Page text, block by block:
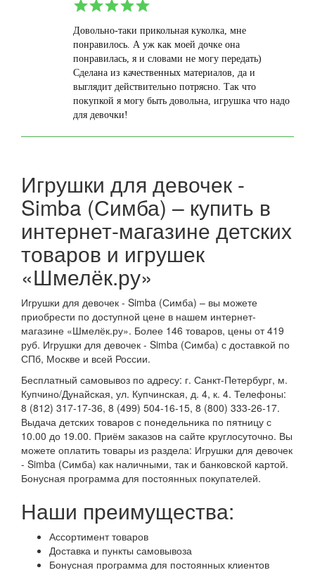
Довольно-таки прикольная куколка, мне
понравилось. А уж как моей дочке она
понравилась, я и словами не могу передать)
Сделана из качественных материалов, да и
выглядит действительно потрясно. Так что
покупкой я могу быть довольна, игрушка что надо
для девочки!
Игрушки для девочек -
Simba (Симба) – купить в
интернет-магазине детских
товаров и игрушек
«Шмелёк.ру»
Игрушки для девочек - Simba (Симба) – вы можете
приобрести по доступной цене в нашем интернет-
магазине «Шмелёк.ру». Более 146 товаров, цены от 419
руб. Игрушки для девочек - Simba (Симба) с доставкой по
СПб, Москве и всей России.
Бесплатный самовывоз по адресу: г. Санкт-Петербург, м.
Купчино/Дунайская, ул. Купчинская, д. 4, к. 4. Телефоны:
8 (812) 317-17-36, 8 (499) 504-16-15, 8 (800) 333-26-17.
Выдача детских товаров с понедельника по пятницу с
10.00 до 19.00. Приём заказов на сайте круглосуточно. Вы
можете оплатить товары из раздела: Игрушки для девочек
- Simba (Симба) как наличными, так и банковской картой.
Бонусная программа для постоянных покупателей.
Наши преимущества:
Ассортимент товаров
Доставка и пункты самовывоза
Бонусная программа для постоянных клиентов